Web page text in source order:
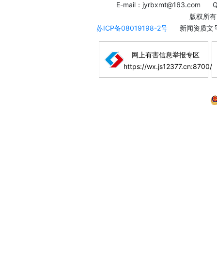
E-mail：jyrbxmt@163.com
版权所
苏ICP备08019198-2号
新闻资质
网上有害信息举报专区
https://wx.js12377.cn:8700/